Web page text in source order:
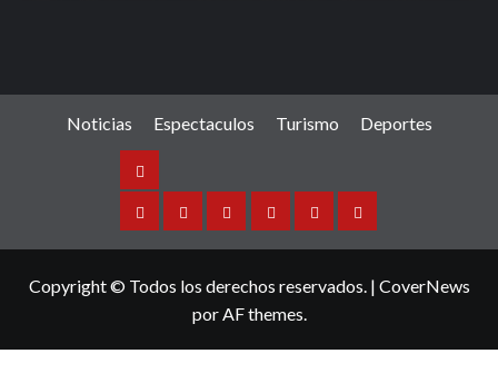
Noticias Espectaculos Turismo Deportes
Noticias
SinaloaNacionalInternacionalEspectaculos
TurismoDeportes
Copyright © Todos los derechos reservados. | CoverNews
por AF themes.